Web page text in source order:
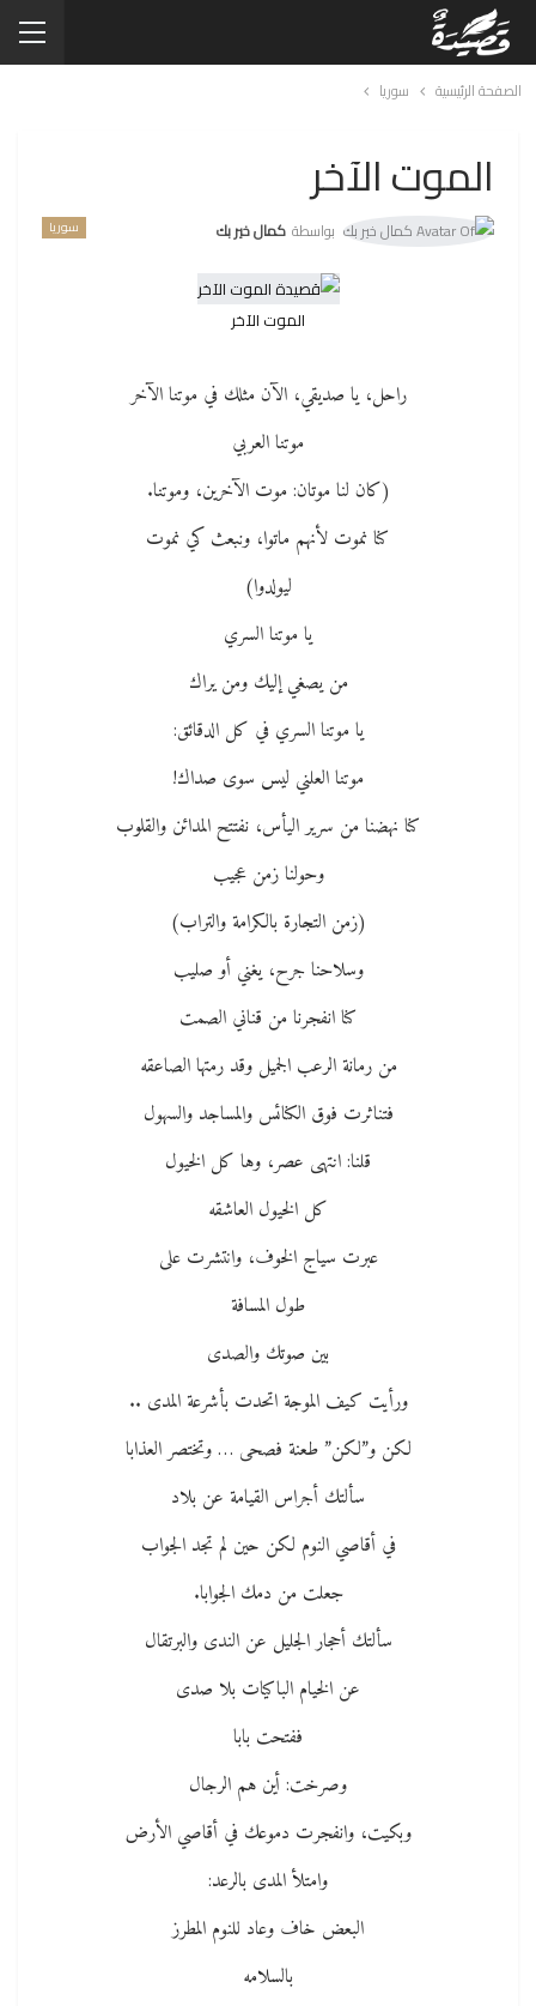
الصفحة الرئيسية سوريا
الموت الآخر
سوريا بواسطة كمال خير بك
الموت الآخر
راحل، يا صديقي، الآن مثلك في موتنا الآخر
موتنا العربي
(كان لنا موتان: موت الآخرين، وموتنا.
كنا نموت لأنهم ماتوا، ونبعث كي نموت
ليولدوا)
يا موتنا السري
من يصغي إليك ومن يراك
يا موتنا السري في كل الدقائق:
موتنا العلني ليس سوى صداك!
كنا نهضنا من سرير اليأس، نفتتح المدائن والقلوب
وحولنا زمن عجيب
(زمن التجارة بالكرامة والتراب)
وسلاحنا جرح، يغني أو صليب
كنا انفجرنا من قناني الصمت
من رمانة الرعب الجميل وقد رمتها الصاعقه
فتناثرت فوق الكنائس والمساجد والسهول
قلنا: انتهى عصر، وها كل الخيول
كل الخيول العاشقه
عبرت سياج الخوف، وانتشرت على
طول المسافة
بين صوتك والصدى
ورأيت كيف الموجة اتحدت بأشرعة المدى ..
لكن و”لكن” طعنة فصحى … وتختصر العذابا
سألتك أجراس القيامة عن بلاد
في أقاصي النوم لكن حين لم تجد الجواب
جعلت من دمك الجوابا.
سألتك أحجار الجليل عن الندى والبرتقال
عن الخيام الباكيات بلا صدى
ففتحت بابا
وصرخت: أين هم الرجال
وبكيت، وانفجرت دموعك في أقاصي الأرض
وامتلأ المدى بالرعد:
البعض خاف وعاد للنوم المطرز
بالسلامه